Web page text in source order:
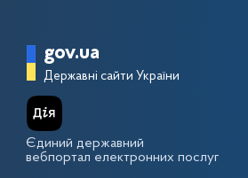
Головна
gov.ua
Державні сайти України
Єдиний державний
вебпортал електронних послуг